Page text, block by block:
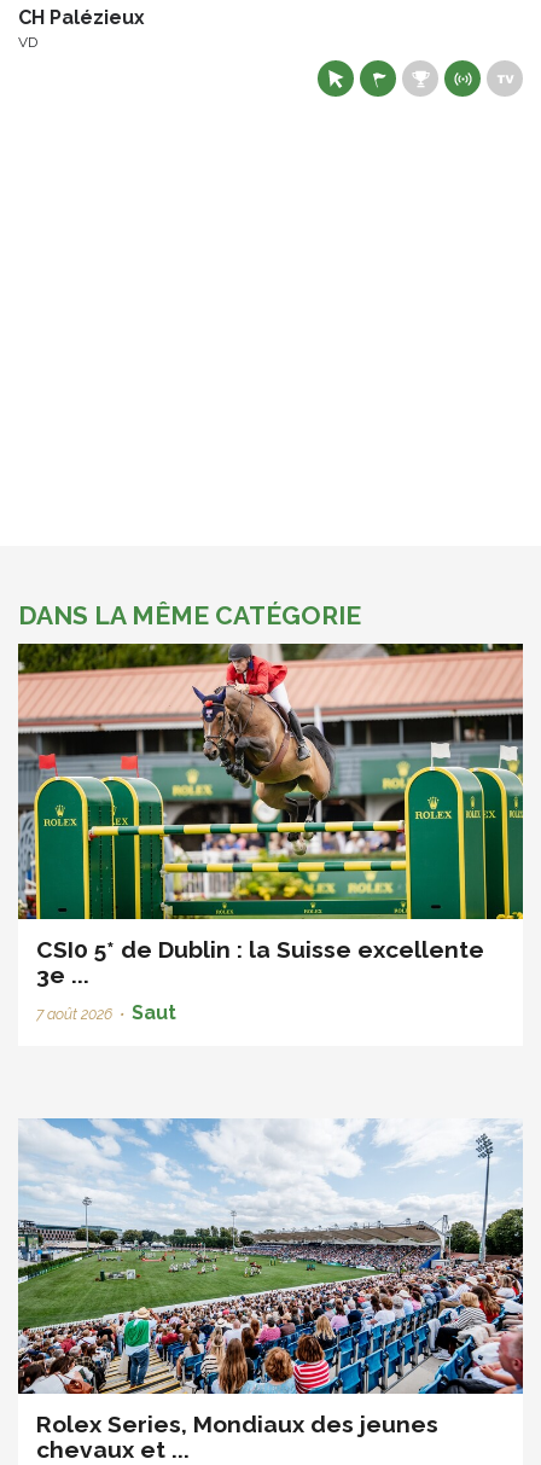
CH Palézieux
VD
DANS LA MÊME CATÉGORIE
CSI0 5* de Dublin : la Suisse excellente
3e ...
7 août 2026 • Saut
Rolex Series, Mondiaux des jeunes
chevaux et ...